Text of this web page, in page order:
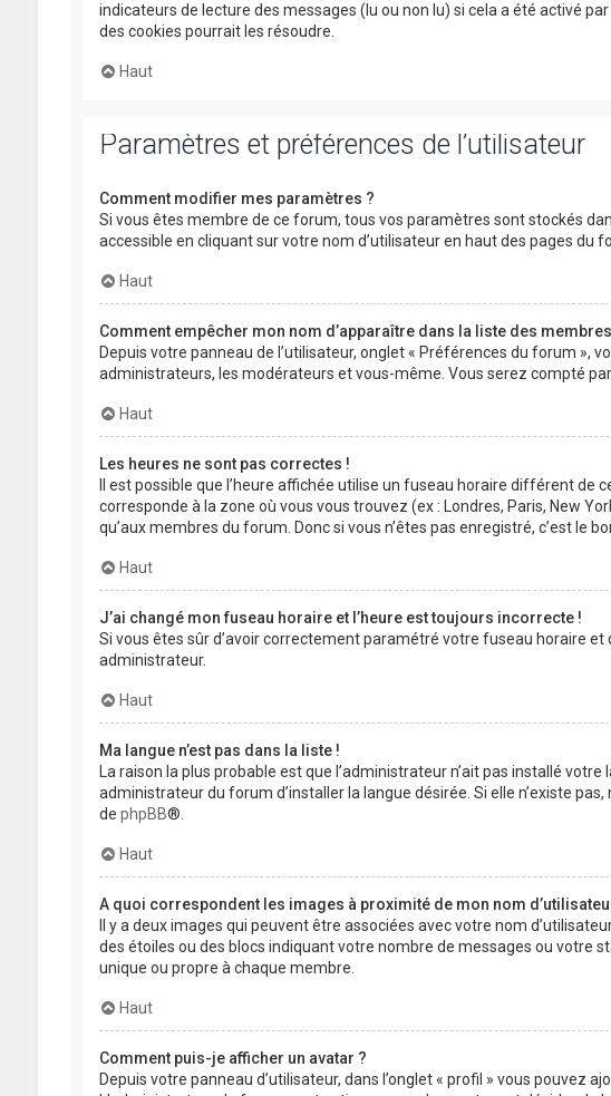
indicateurs de lecture des messages (lu ou non lu) si cela a été activé
des cookies pourrait les résoudre.
Haut
Paramètres et préférences de l’utilisateur
Comment modifier mes paramètres ?
Si vous êtes membre de ce forum, tous vos paramètres sont stockés
accessible en cliquant sur votre nom d’utilisateur en haut des pages
Haut
Comment empêcher mon nom d’apparaître dans la liste des
Depuis votre panneau de l’utilisateur, onglet « Préférences du forum »,
administrateurs, les modérateurs et vous-même. Vous serez compté
Haut
Les heures ne sont pas correctes !
Il est possible que l’heure affichée utilise un fuseau horaire différent de
corresponde à la zone où vous vous trouvez (ex : Londres, Paris, New
qu’aux membres du forum. Donc si vous n’êtes pas enregistré, c’est le
Haut
J’ai changé mon fuseau horaire et l’heure est toujours incorrecte !
Si vous êtes sûr d’avoir correctement paramétré votre fuseau horaire et
administrateur.
Haut
Ma langue n’est pas dans la liste !
La raison la plus probable est que l’administrateur n’ait pas installé
administrateur du forum d’installer la langue désirée. Si elle n’existe
de phpBB®.
Haut
A quoi correspondent les images à proximité de mon nom
Il y a deux images qui peuvent être associées avec votre nom
des étoiles ou des blocs indiquant votre nombre de messages ou votre
unique ou propre à chaque membre.
Haut
Comment puis-je afficher un avatar ?
Depuis votre panneau d’utilisateur, dans l’onglet « profil » vous pouvez